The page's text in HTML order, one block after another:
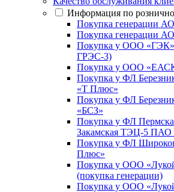
Информация по
Покупка генерации
Покупка генерации
Покупка у ООО «ГЭК»
ГРЭС-3)
Покупка у ООО
Покупка у ФЛ
«Т Плюс»
Покупка у ФЛ
«БСЗ»
Покупка у ФЛ
Закамская ТЭЦ-5
Покупка у ФЛ
Плюс»
Покупка у ООО
(покупка генерации)
Покупка у ООО